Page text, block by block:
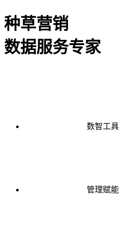
种草营销
数据服务专家
数智工具
管理赋能